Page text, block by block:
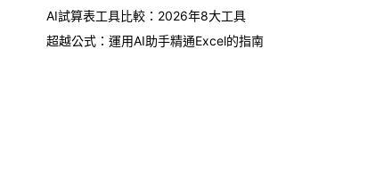
AI試算表工具比較：2026年8大工具
超越公式：運用AI助手精通Excel的指南